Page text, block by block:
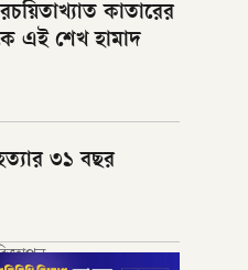
কাতারের
এই শেখ হামাদ
৩১ বছর